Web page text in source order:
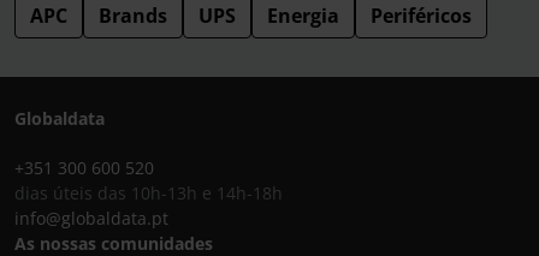
APC Brands UPS Energia Periféricos
Globaldata
+351 300 600 520
dias úteis das 10h-13h e 14h-18h
info@globaldata.pt
As nossas comunidades